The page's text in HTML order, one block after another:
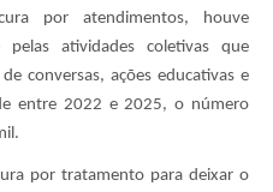
por atendimentos, houve
atividades coletivas que
conversas, ações educativas e
entre 2022 e 2025, o número
por tratamento para deixar o